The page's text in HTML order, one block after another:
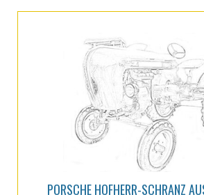
PORSCHE HOFHERR-SCHRANZ